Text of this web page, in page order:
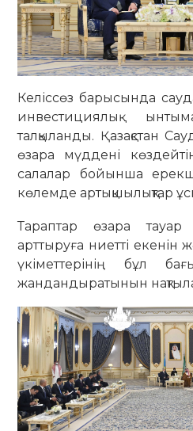
Келіссөз барысында
инвестициялық
талқыланды. Қазақстан
өзара мүддені
салалар бойынша
көлемде артықшылықтар
Тараптар өзара
арттыруға ниетті екенін
үкіметтерінің бұл
жандандыратынын